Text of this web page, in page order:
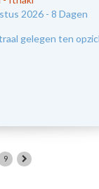
2026 -8 Dagen
gelegen ten
9